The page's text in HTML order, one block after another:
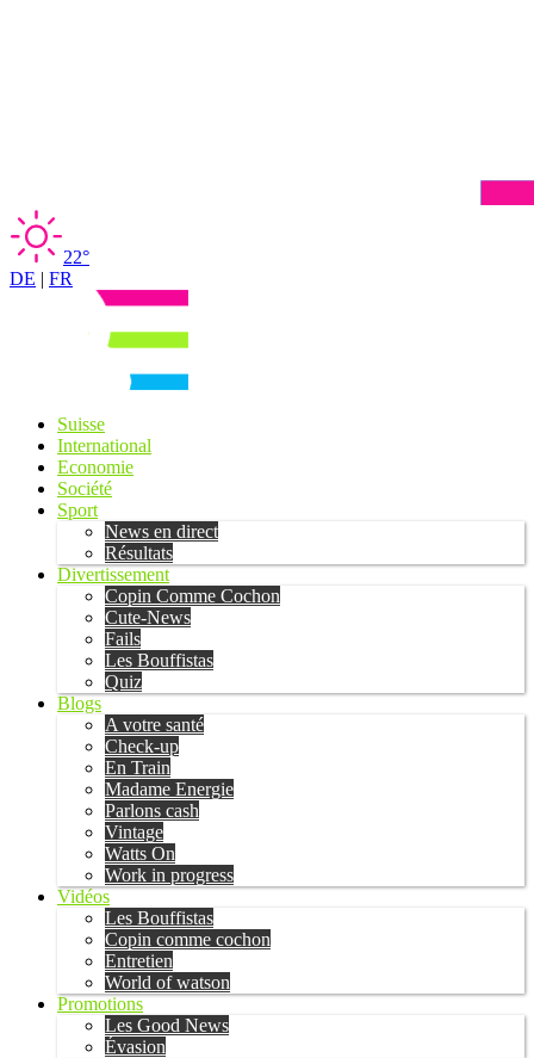
22°
DE | FR
Suisse
International
Economie
Société
Sport
News en direct
Résultats
Divertissement
Copin Comme Cochon
Cute-News
Fails
Les Bouffistas
Quiz
Blogs
A votre santé
Check-up
En Train
Madame Energie
Parlons cash
Vintage
Watts On
Work in progress
Vidéos
Les Bouffistas
Copin comme cochon
Entretien
World of watson
Promotions
Les Good News
Évasion